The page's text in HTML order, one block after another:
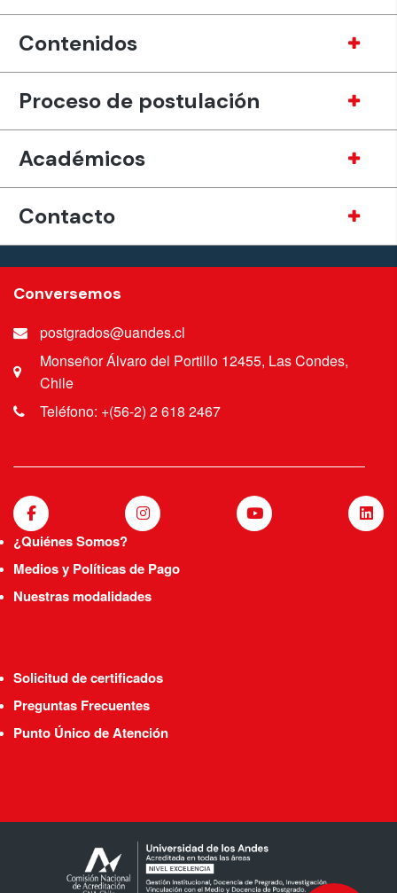
Contenidos
Proceso de postulación
Académicos
Contacto
Conversemos
postgrados@uandes.cl
Monseñor Álvaro del Portillo 12455, Las Condes,
Chile
Teléfono: +(56-2) 2 618 2467
¿Quiénes Somos?
Medios y Políticas de Pago
Nuestras modalidades
Solicitud de certificados
Preguntas Frecuentes
Punto Único de Atención